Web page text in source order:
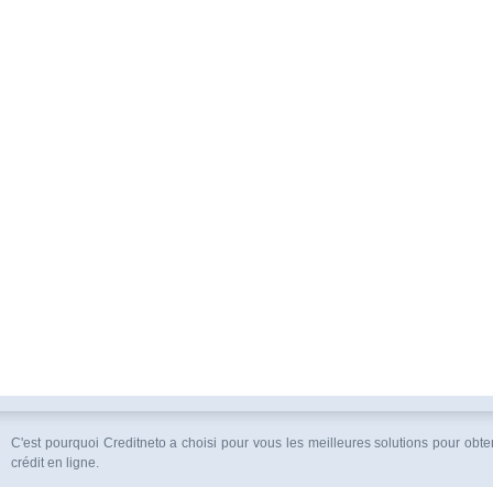
C'est pourquoi Creditneto a choisi pour vous les meilleures solutions pour
crédit en ligne.